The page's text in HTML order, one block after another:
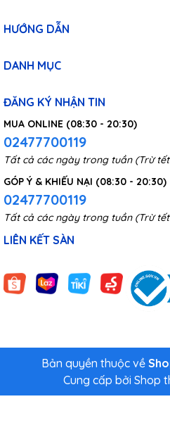
HƯỚNG DẪN
DANH MỤC
ĐĂNG KÝ NHẬN TIN
MUA ONLINE (08:30 - 20:30)
02477700119
Tất cả các ngày trong tuần (Trừ
GÓP Ý & KHIẾU NẠI (08:30 - 20:30)
02477700119
Tất cả các ngày trong tuần (Trừ
LIÊN KẾT SÀN
Bản quyền thuộc về
Cung cấp bởi Shop